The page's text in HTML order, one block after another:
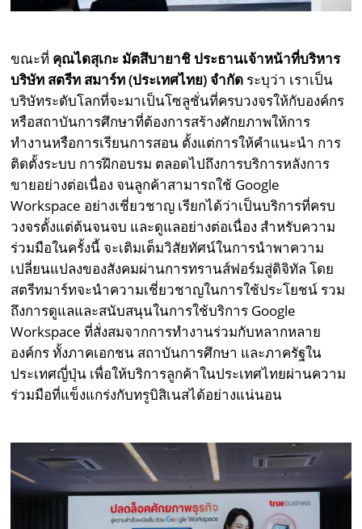
ขณะที่ คุณไดสุเกะ มัตสึบายาชิ ประธานเจ้าหน้าที่บริหาร
บริษัท สตรีท สมาร์ท (ประเทศไทย) จำกัด ระบุว่า เราเป็น
บริษัทระดับโลกที่จะมาเป็นโซลูชั่นที่ครบวงจรให้กับองค์กร
หรือสถาบันการศึกษาที่ต้องการสร้างศักยภาพให้การ
ทำงานหรือการเรียนการสอน ตั้งแต่การให้คำแนะนำ การ
ติดตั้งระบบ การฝึกอบรม ตลอดไปถึงการบริการหลังการ
ขายอย่างต่อเนื่อง จนลูกค้าสามารถใช้ Google
Workspace อย่างเชี่ยวชาญ เรียกได้ว่าเป็นบริการที่ครบ
วงจรตั้งแต่ต้นจนจบ และดูแลอย่างต่อเนื่อง สำหรับความ
ร่วมมือในครั้งนี้ จะเติมเต็มวิสัยทัศน์ในการนำพาความ
เปลี่ยนแปลงของสังคมผ่านการทรานส์ฟอร์มสู่ดิจิทัล โดย
สตรีทมาร์ทจะนำความเชี่ยวชาญในการใช้ประโยชน์ รวม
ถึงการดูแลและสนับสนุนในการใช้บริการ Google
Workspace ที่สั่งสมจากการทำงานร่วมกับหลากหลาย
องค์กร ทั้งภาคเอกชน สถาบันการศึกษา และภาครัฐใน
ประเทศญี่ปุ่น เพื่อให้บริการลูกค้าในประเทศไทยผ่านความ
ร่วมมือที่แข็งแกร่งกับทรูบิสิเนสได้อย่างแน่นอน